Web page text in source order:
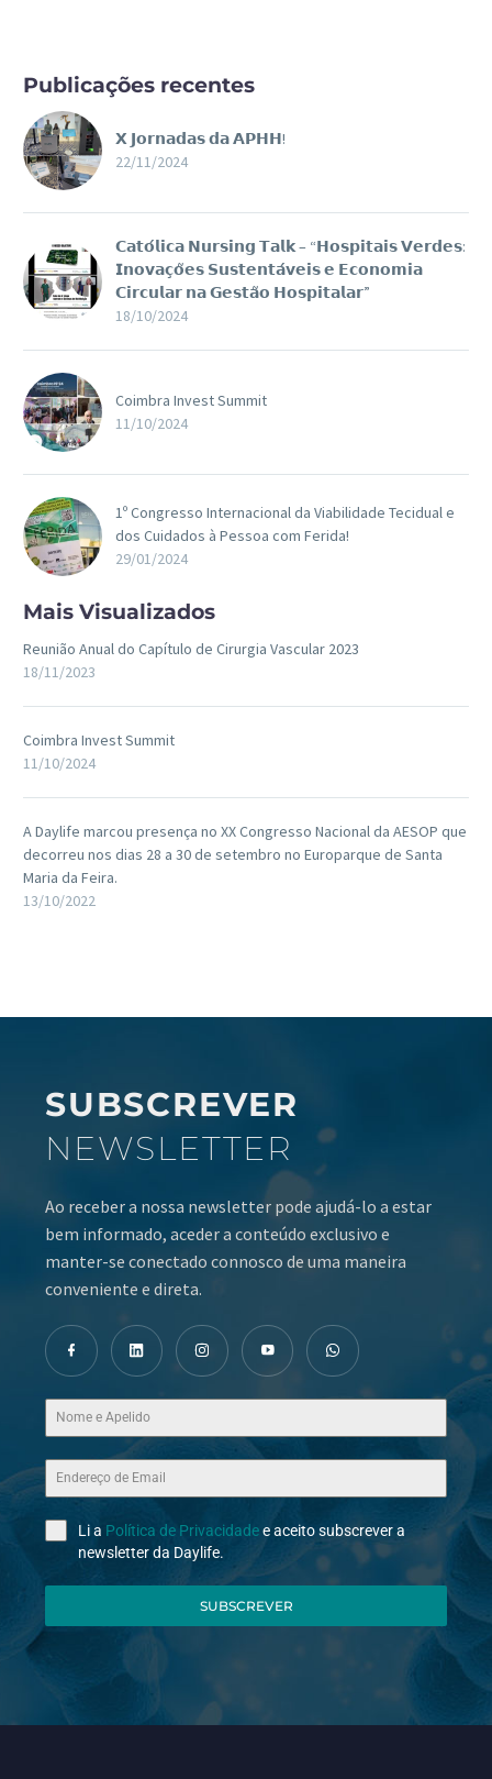
Publicações recentes
𝗫 𝗝𝗼𝗿𝗻𝗮𝗱𝗮𝘀 𝗱𝗮 𝗔𝗣𝗛𝗛!
22/11/2024
𝗖𝗮𝘁𝗼́𝗹𝗶𝗰𝗮 𝗡𝘂𝗿𝘀𝗶𝗻𝗴 𝗧𝗮𝗹𝗸 – “𝗛𝗼𝘀𝗽𝗶𝘁𝗮𝗶𝘀 𝗩𝗲𝗿𝗱𝗲𝘀:
𝗜𝗻𝗼𝘃𝗮𝗰̧𝗼̃𝗲𝘀 𝗦𝘂𝘀𝘁𝗲𝗻𝘁𝗮́𝘃𝗲𝗶𝘀 𝗲 𝗘𝗰𝗼𝗻𝗼𝗺𝗶𝗮
𝗖𝗶𝗿𝗰𝘂𝗹𝗮𝗿 𝗻𝗮 𝗚𝗲𝘀𝘁𝗮̃𝗼 𝗛𝗼𝘀𝗽𝗶𝘁𝗮𝗹𝗮𝗿”
18/10/2024
Coimbra Invest Summit
11/10/2024
1º Congresso Internacional da Viabilidade Tecidual e
dos Cuidados à Pessoa com Ferida!
29/01/2024
Mais Visualizados
Reunião Anual do Capítulo de Cirurgia Vascular 2023
18/11/2023
Coimbra Invest Summit
11/10/2024
A Daylife marcou presença no XX Congresso Nacional da AESOP que
decorreu nos dias 28 a 30 de setembro no Europarque de Santa
Maria da Feira.
13/10/2022
SUBSCREVER
NEWSLETTER
Ao receber a nossa newsletter pode ajudá-lo a estar
bem informado, aceder a conteúdo exclusivo e
manter-se conectado connosco de uma maneira
conveniente e direta.
Li a Política de Privacidadee aceito subscrever a
newsletter da Daylife.
SUBSCREVER